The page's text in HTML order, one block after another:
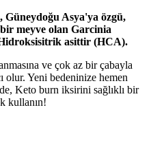
Asya'ya özgü,
meyve olan Garcinia
asittir (HCA).
ve çok az bir çabayla
olur. Yeni bedeninize hemen
Keto burn iksirini sağlıklı bir
kullanın!